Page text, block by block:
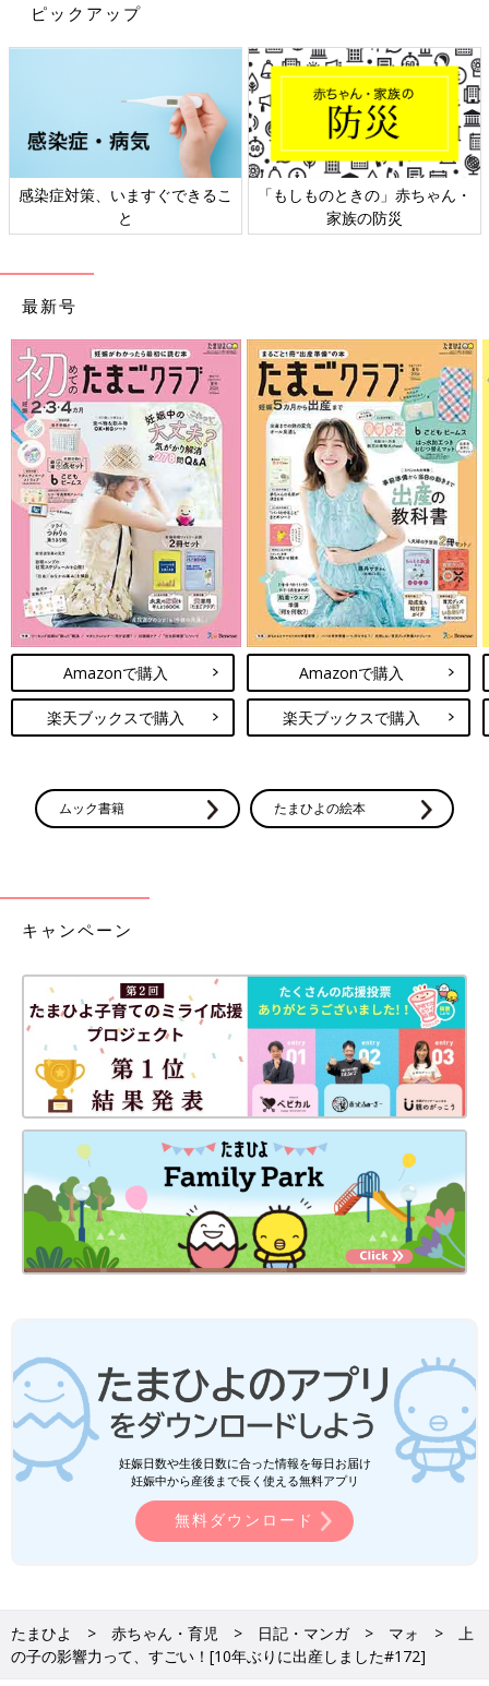
ピックアップ
しものときの」赤ちゃん・
家族の防災
日本外来小児科学会リーフレッ
ト検討会
六
最新号
Amazonで購入
楽天ブックスで購入
Amazonで購入
楽天ブックスで購入
ムック書籍 たまひよの絵本
キャンペーン
妊娠日数や生後日数に合った情報を毎日お届け
妊娠中から産後まで長く使える無料アプリ
無料ダウンロード
たまひよ 赤ちゃん・育児 日記・マンガ マォ
上
の子の影響力って、すごい！[10年ぶりに出産しました#172]